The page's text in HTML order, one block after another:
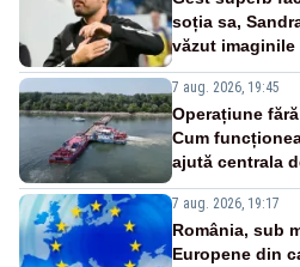
soția sa,
văzut imaginile
7 aug. 2026, 19:45
Operațiune
Cum
ajută centrala
7 aug. 2026, 19:17
România, sub
Europene din